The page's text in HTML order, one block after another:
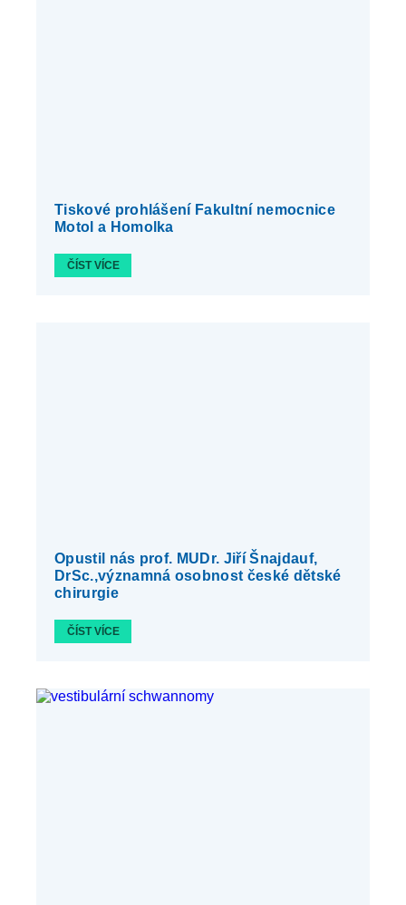
Tiskové prohlášení Fakultní nemocnice
Motol a Homolka
ČÍST VÍCE
Opustil nás prof. MUDr. Jiří Šnajdauf,
DrSc.,významná osobnost české dětské
chirurgie
ČÍST VÍCE